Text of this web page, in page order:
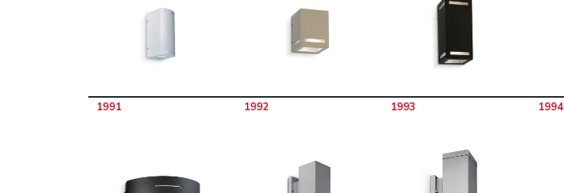
1991 1992 1993 1994